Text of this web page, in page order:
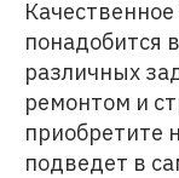
понадобится
различных
ремонтом и
приобретите
подведет в